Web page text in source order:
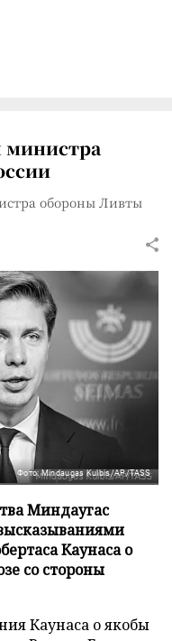
министра
обороны Ливты
Фото: Mindaugas Kulbis/AP/TASS
Миндаугас
Каунаса о
со стороны
Каунаса о якобы